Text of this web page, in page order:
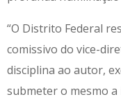
“O Distrito Federal
comissivo do vice-
disciplina ao autor,
submeter o mesmo